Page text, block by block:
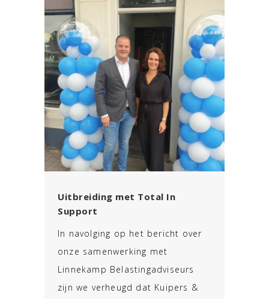
Uitbreiding met Total In
Support
In navolging op het bericht over
onze samenwerking met
Linnekamp Belastingadviseurs
zijn we verheugd dat Kuipers &